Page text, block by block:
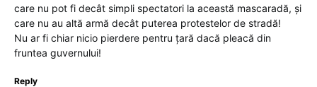
care nu pot fi decât simpli spectatori la această mascaradă, și
care nu au altă armă decât puterea protestelor de stradă!
Nu ar fi chiar nicio pierdere pentru țară dacă pleacă din
fruntea guvernului!
Reply